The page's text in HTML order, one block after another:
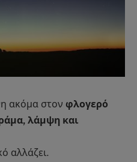
ακόμα στον φλογερό
λάμψη και
αλλάζει.